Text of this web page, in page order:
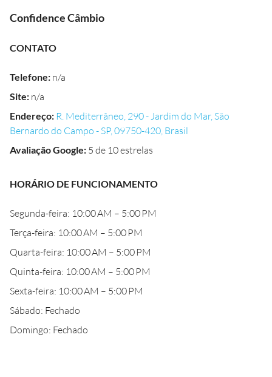
Confidence Câmbio
CONTATO
Telefone: n/a
Site: n/a
Endereço: R. Mediterrâneo, 290 - Jardim do Mar, São
Bernardo do Campo - SP, 09750-420, Brasil
Avaliação Google: 5 de 10 estrelas
HORÁRIO DE FUNCIONAMENTO
Segunda-feira: 10:00 AM – 5:00 PM
Terça-feira: 10:00 AM – 5:00 PM
Quarta-feira: 10:00 AM – 5:00 PM
Quinta-feira: 10:00 AM – 5:00 PM
Sexta-feira: 10:00 AM – 5:00 PM
Sábado: Fechado
Domingo: Fechado